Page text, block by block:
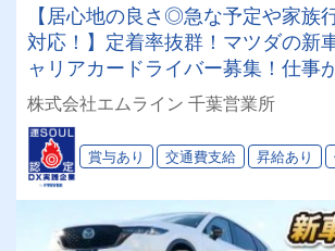
【居心地の良さ◎急な予定や家族
対応！】定着率抜群！マツダの新
ャリアカードライバー募集！仕事
給料変わらず短時間勤務OK♪中途
心です。
株式会社エムライン 千葉営業所
賞与あり 交通費支給 昇給あり